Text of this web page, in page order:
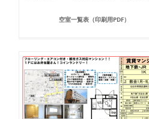
空室一覧表（印刷用PDF）